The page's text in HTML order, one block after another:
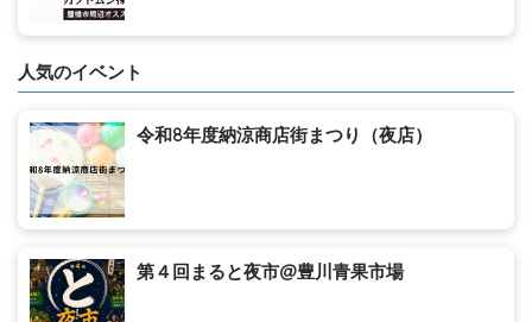
人気のイベント
令和8年度納涼商店街まつり（夜店）
第４回まると夜市@豊川青果市場